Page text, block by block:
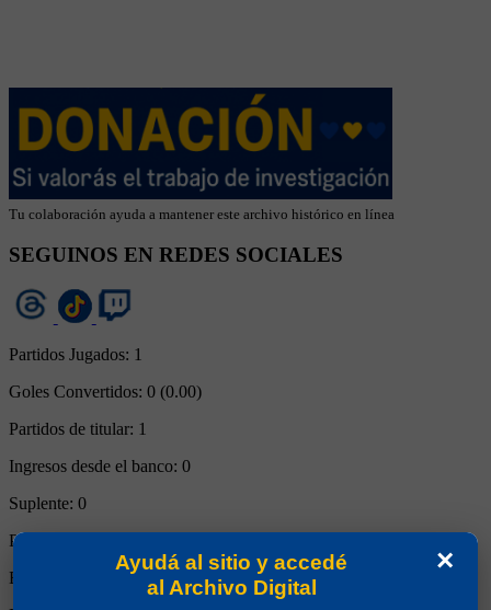
Tu colaboración ayuda a mantener este archivo histórico en línea
SEGUINOS EN REDES SOCIALES
Partidos Jugados: 1
Goles Convertidos: 0 (0.00)
Partidos de titular: 1
Ingresos desde el banco: 0
Suplente: 0
Partidos completos:
Expulsiones:
×
Ayudá al sitio y accedé
al Archivo Digital